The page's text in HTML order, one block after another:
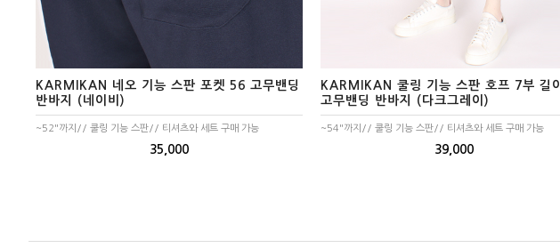
조끼
KARMIKAN 네오 기능 스판 포켓 56 고무밴딩
반바지 (네이비)
~52"까지// 쿨링 기능 스판// 티셔츠와 세트 구매 가능
35,000
KARMIKAN 쿨링 기능 스판 호프 7부 길이
고무밴딩 반바지 (다크그레이)
~54"까지// 쿨링 기능 스판// 티셔츠와 세트 구매 가능
39,000